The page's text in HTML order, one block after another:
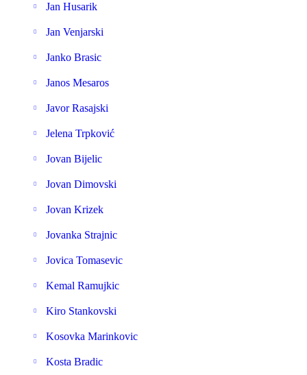
Jan Husarik
Jan Venjarski
Janko Brasic
Janos Mesaros
Javor Rasajski
Jelena Trpković
Jovan Bijelic
Jovan Dimovski
Jovan Krizek
Jovanka Strajnic
Jovica Tomasevic
Kemal Ramujkic
Kiro Stankovski
Kosovka Marinkovic
Kosta Bradic